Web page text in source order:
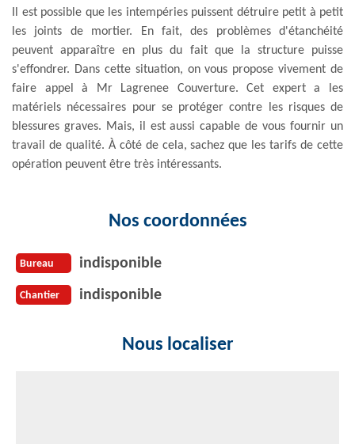
Il est possible que les intempéries puissent détruire petit à petit
les joints de mortier. En fait, des problèmes d'étanchéité
peuvent apparaître en plus du fait que la structure puisse
s'effondrer. Dans cette situation, on vous propose vivement de
faire appel à Mr Lagrenee Couverture. Cet expert a les
matériels nécessaires pour se protéger contre les risques de
blessures graves. Mais, il est aussi capable de vous fournir un
travail de qualité. À côté de cela, sachez que les tarifs de cette
opération peuvent être très intéressants.
Nos coordonnées
Bureau indisponible
Chantier indisponible
Nous localiser